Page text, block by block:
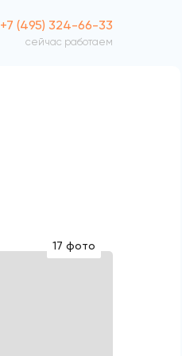
+7 (495) 324-66-33
сейчас работаем
17 фото